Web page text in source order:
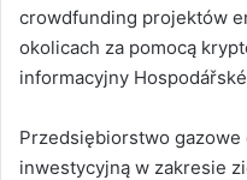
crowdfunding projektów
okolicach za pomocą
informacyjny
Przedsiębiorstwo
inwestycyjną w zakresie